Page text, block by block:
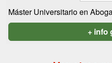
Máster Universitario en
+ info